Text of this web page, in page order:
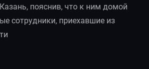
пояснив, что к ним домой
сотрудники, приехавшие из